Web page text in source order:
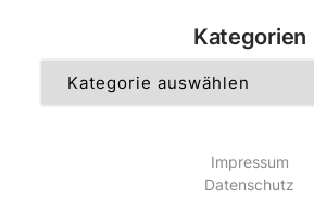
Kategorien
Impressum
Datenschutz